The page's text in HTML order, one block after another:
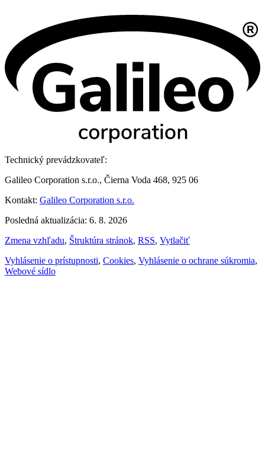
Technický prevádzkovateľ:
Galileo Corporation s.r.o., Čierna Voda 468, 925 06
Kontakt: Galileo Corporation s.r.o.
Posledná aktualizácia: 6. 8. 2026
Zmena vzhľadu, Štruktúra stránok, RSS, Vytlačiť
Vyhlásenie o prístupnosti, Cookies, Vyhlásenie o ochrane súkromia,
Webové sídlo